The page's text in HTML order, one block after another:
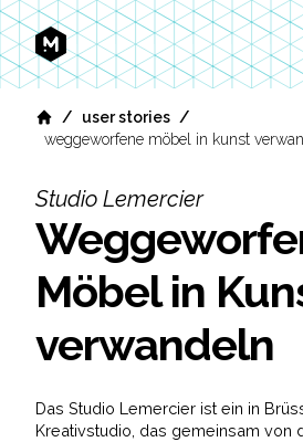
MEKANIKA
Home
/ user stories /
weggeworfene möbel in kunst
Studio Lemercier
Möbel in
verwandeln
Das Studio Lemercier ist ein in
Kreativstudio, das gemeinsam von